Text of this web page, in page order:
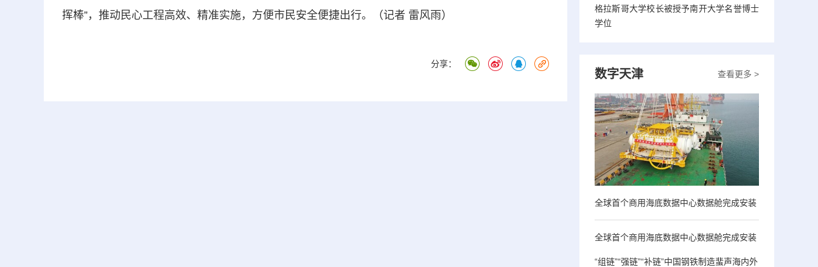
挥棒”，推动民心工程高效、精准实施，方便市民安全便捷出行。（记者 雷风雨）
分享：
格拉斯哥大学校长被授予南开大学名誉博士
学位
查看更多 >
数字天津
全球首个商用海底数据中心数据舱完成安装
全球首个商用海底数据中心数据舱完成安装
“组链”“强链”“补链”中国钢铁制造蜚声海内外